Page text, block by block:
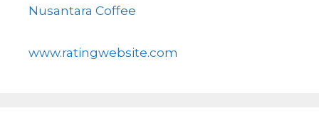
Nusantara Coffee
www.ratingwebsite.com